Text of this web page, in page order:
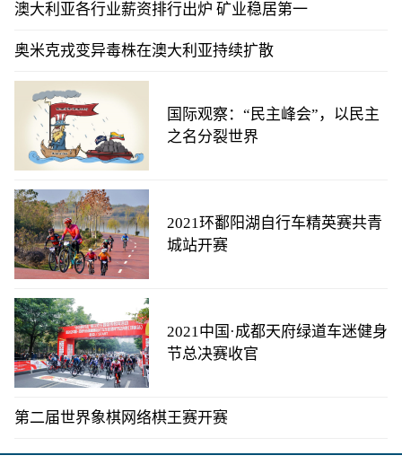
澳大利亚各行业薪资排行出炉 矿业稳居第一
奥米克戎变异毒株在澳大利亚持续扩散
国际观察：“民主峰会”，以民主
之名分裂世界
2021环鄱阳湖自行车精英赛共青
城站开赛
2021中国·成都天府绿道车迷健身
节总决赛收官
第二届世界象棋网络棋王赛开赛